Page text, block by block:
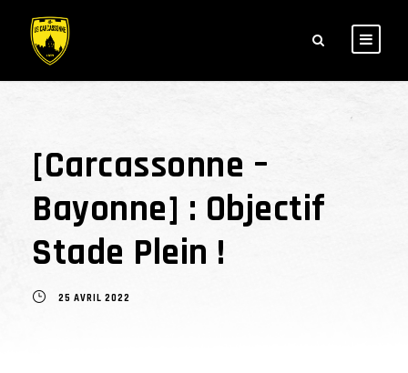
[Carcassonne –
Bayonne] : Objectif
Stade Plein !
25 AVRIL 2022